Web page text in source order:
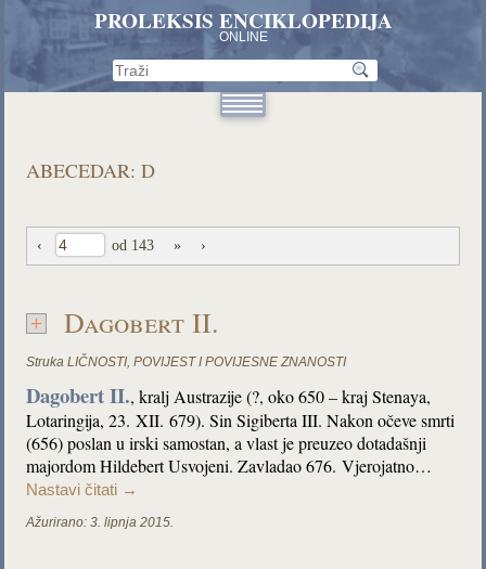
PROLEKSIS ENCIKLOPEDIJA
ONLINE
ABECEDAR: D
‹ od 143 » ›
Dagobert II.
Struka LIČNOSTI,POVIJEST I POVIJESNE ZNANOSTI
Dagobert II., kralj Austrazije (?, oko 650 – kraj Stenaya,
Lotaringija, 23. XII. 679). Sin Sigiberta III. Nakon očeve smrti
(656) poslan u irski samostan, a vlast je preuzeo dotadašnji
majordom Hildebert Usvojeni. Zavladao 676. Vjerojatno…
Nastavi čitati →
Ažurirano: 3. lipnja 2015.